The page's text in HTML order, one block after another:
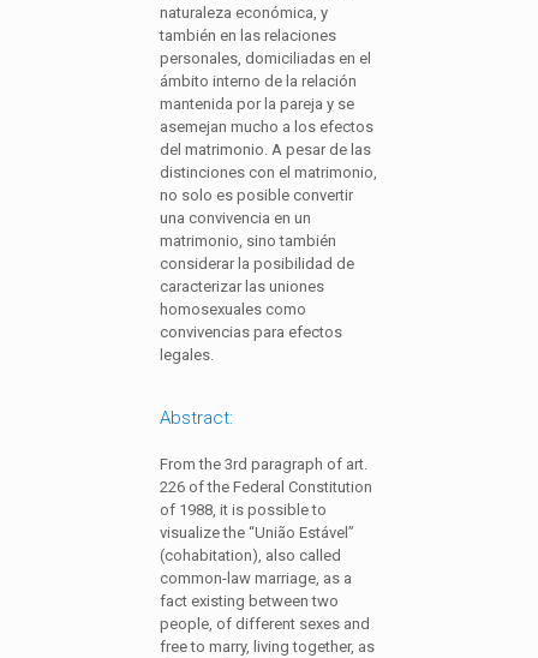
naturaleza económica, y
también en las relaciones
personales, domiciliadas en el
ámbito interno de la relación
mantenida por la pareja y se
asemejan mucho a los efectos
del matrimonio. A pesar de las
distinciones con el matrimonio,
no solo es posible convertir
una convivencia en un
matrimonio, sino también
considerar la posibilidad de
caracterizar las uniones
homosexuales como
convivencias para efectos
legales.
Abstract:
From the 3rd paragraph of art.
226 of the Federal Constitution
of 1988, it is possible to
visualize the “União Estável”
(cohabitation), also called
common-law marriage, as a
fact existing between two
people, of different sexes and
free to marry, living together, as